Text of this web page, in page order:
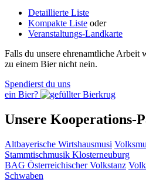
Detaillierte Liste
Kompakte Liste oder
Veranstaltungs-Landkarte
Falls du unsere ehrenamtliche Arbeit
zu einem Bier nicht nein.
Spendierst du uns
ein Bier?
Unsere Kooperations-
Altbayerische Wirtshausmusi
Stammtischmusik Klosterneuburg
BAG Österreichischer Volkstanz
Schwaben